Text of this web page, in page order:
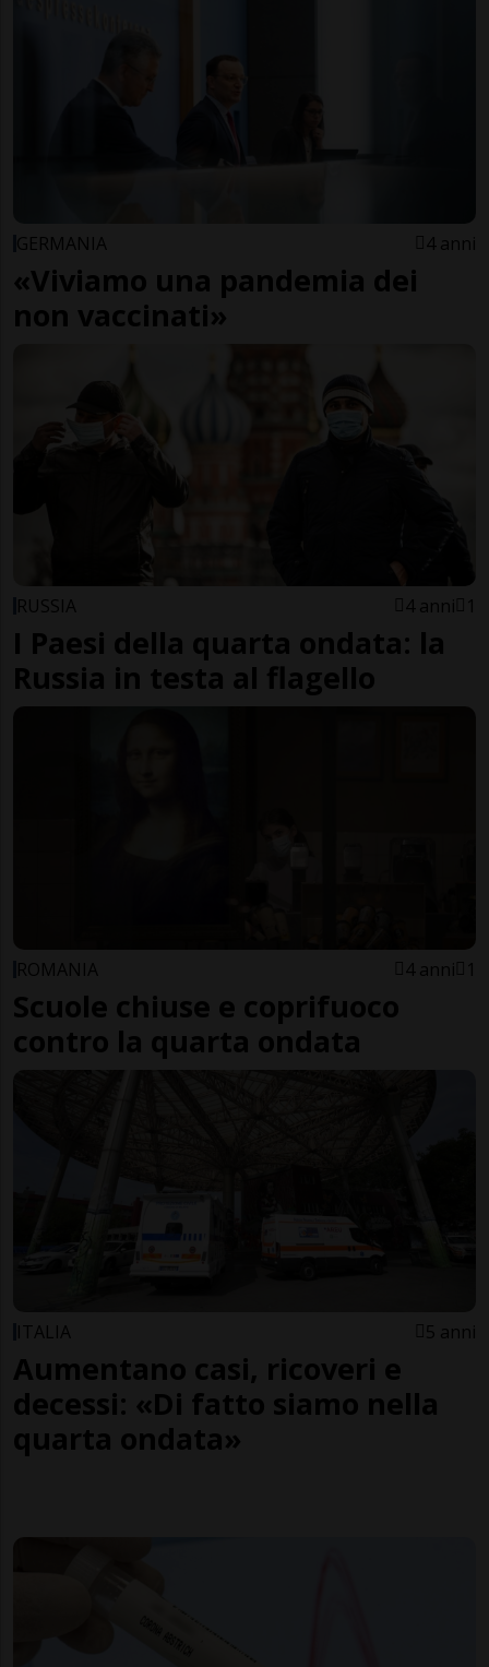
GERMANIA 4 anni
«Viviamo una pandemia dei
non vaccinati»
RUSSIA 4 anni 1
I Paesi della quarta ondata: la
Russia in testa al flagello
ROMANIA 4 anni 1
Scuole chiuse e coprifuoco
contro la quarta ondata
ITALIA 5 anni
Aumentano casi, ricoveri e
decessi: «Di fatto siamo nella
quarta ondata»